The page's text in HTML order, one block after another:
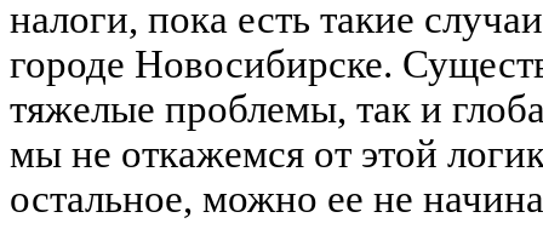
налоги, пока есть такие
городе Новосибирске.
тяжелые проблемы, так и
мы не откажемся от этой
остальное, можно ее не